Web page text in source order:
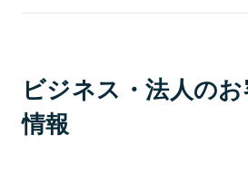
ビジネス・法人の
情報